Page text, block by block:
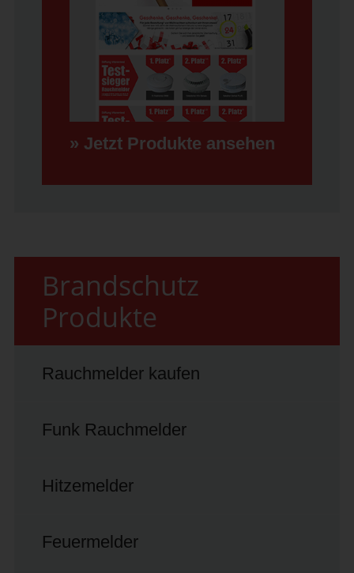
» Jetzt Produkte ansehen
Brandschutz
Produkte
Rauchmelder kaufen
Funk Rauchmelder
Hitzemelder
Feuermelder